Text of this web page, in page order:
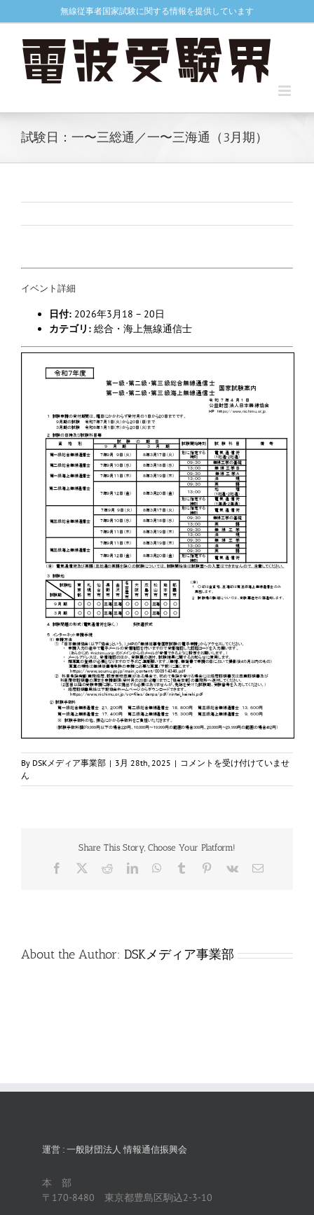
to
無線従事者国家試験に関する情報を提供しています
試験日：一〜三総通／一〜三海通（3月期）
イベント詳細
日付: 2026年3月18 – 20日
カテゴリ: 総合・海上無線通信士
By DSKメディア事業部 | 3月 28th, 2025 | 試
日：
／
一〜
三
は
コメントを受け付けていませ
ん
Share This Story, Choose Your Platform!
Facebook RedditLinkedInWhatsApp
Tumblr Pinterest
Vk
電
About the Author: DSKメディア事業部
運営 : 一般財団法人 情報通信振興会
本 部
〒170-8480 東京都豊島区駒込2-3-10